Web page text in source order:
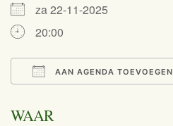
za 22-11-2025
20:00
AAN AGENDA TOEVOEGEN
WAAR